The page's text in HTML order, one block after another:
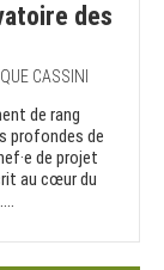
des
CASSINI
de rang
profondes de
de projet
au cœur du